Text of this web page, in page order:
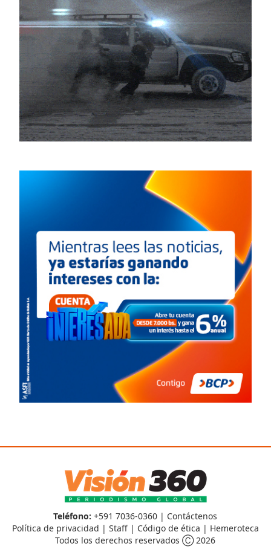
Teléfono: +591 7036-0360 | Contáctenos
Política de privacidad | Staff| Código de ética | Hemeroteca
Todos los derechos reservados Ⓒ 2026